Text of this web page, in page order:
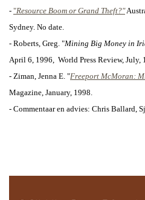
- "Resource Boom or Grand Theft?"
Sydney. No date.
- Roberts, Greg. "Mining Big Money in
April 6, 1996, World Press Review, July,
- Ziman, Jenna E. "Freeport McMoran:
Magazine, January, 1998.
- Commentaar en advies: Chris Ballard,